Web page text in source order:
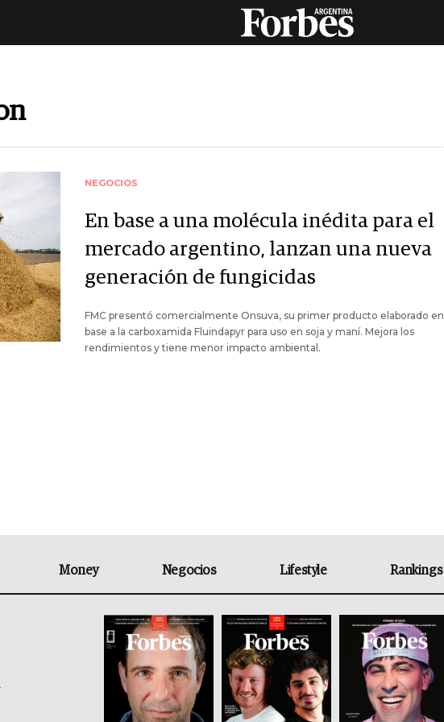
NEGOCIOS
En base a una molécula inédita para el
mercado argentino, lanzan una nueva
generación de fungicidas
FMC presentó comercialmente Onsuva, su primer producto elaborado en
base a la carboxamida Fluindapyr para uso en soja y maní. Mejora los
rendimientos y tiene menor impacto ambiental.
Money Negocios Lifestyle Rankings